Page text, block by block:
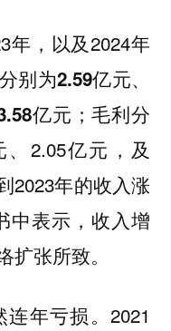
年，以及2024年
别为2.59亿元、
亿元 ；毛利分
2.05亿元，及
2023年的收入涨
中表示，收入增
张所致。
年亏损。2021